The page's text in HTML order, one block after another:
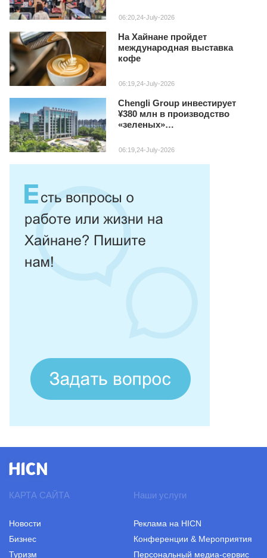
06:20,24-July-2026
На Хайнане пройдет
международная выставка
кофе
06:19,24-July-2026
Chengli Group инвестирует
¥380 млн в производство
«зеленых»
Хайнане
06:19,24-July-2026
КАРТА САЙТА
Новости
Бизнес
Туризм
Наши услуги
Реклама на HICN
Конференции & Мероприятия
Персональный медиа-сервис